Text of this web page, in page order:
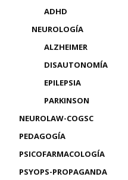
ADHD
NEUROLOGÍA
ALZHEIMER
DISAUTONOMÍA
EPILEPSIA
PARKINSON
NEUROLAW-COGSC
PEDAGOGÍA
PSICOFARMACOLOGÍA
PSYOPS-PROPAGANDA